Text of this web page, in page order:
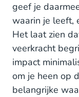
geef je
waarin je leeft,
Het laat zien
veerkracht
impact
om je heen op
belangrijke